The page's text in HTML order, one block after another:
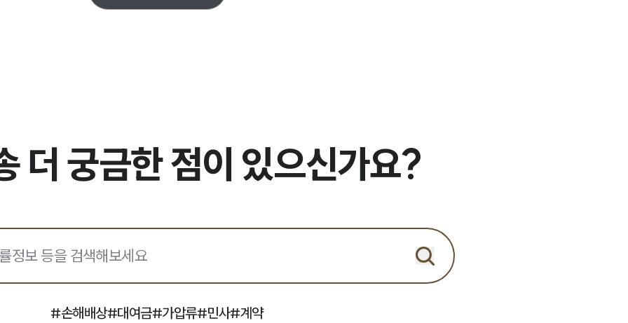
더 궁금한 점이 있으신가요?
#손해배상#대여금#가압류#민사#계약